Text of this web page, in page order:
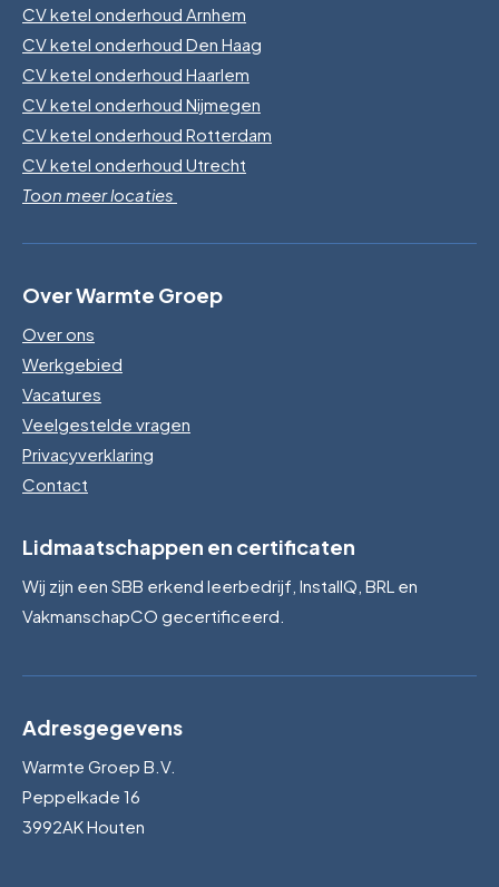
CV ketel onderhoud Arnhem
CV ketel onderhoud Den Haag
CV ketel onderhoud Haarlem
CV ketel onderhoud Nijmegen
CV ketel onderhoud Rotterdam
CV ketel onderhoud Utrecht
Toon meer locaties
Over Warmte Groep
Over ons
Werkgebied
Vacatures
Veelgestelde vragen
Privacyverklaring
Contact
Lidmaatschappen en certificaten
Wij zijn een SBB erkend leerbedrijf, InstallQ, BRL en
VakmanschapCO gecertificeerd.
Adresgegevens
Warmte Groep B.V.
Peppelkade 16
3992AK Houten